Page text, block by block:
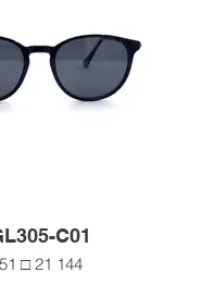
C01
51 □ 21 144